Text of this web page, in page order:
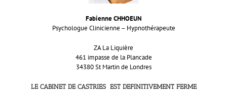
Fabienne CHHOEUN
Psychologue Clinicienne – Hypnothérapeute
ZA La Liquière
461 impasse de la Plancade
34380 St Martin de Londres
LE CABINET DE CASTRIES EST DEFINITIVEMENT FERME